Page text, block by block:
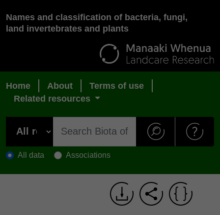
Names and classification of bacteria, fungi,
land invertebrates and plants
Home About
Terms of use
Related resources
All data Associations